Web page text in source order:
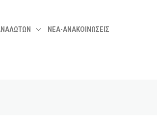
ΝΕΑ-ΑΝΑΚΟΙΝΩΣΕΙΣ